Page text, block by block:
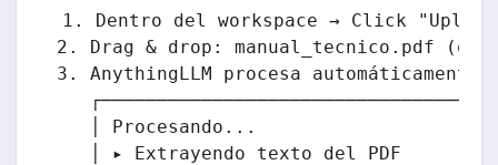
1. Dentro del workspace → Click "Upload
2. Drag & drop: manual_tecnico.pdf (o
3. AnythingLLM procesa automáticamente:
   ┌─────────────────────────────────┐
   │ Procesando...                   │
   │ ▸ Extrayendo texto del PDF      │